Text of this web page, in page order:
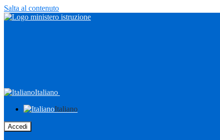
Salta al contenuto
Italiano
Italiano
Accedi